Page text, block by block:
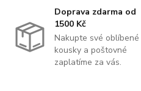
Doprava zdarma od
1500 Kč
Nakupte své oblíbené
kousky a poštovné
zaplatíme za vás.